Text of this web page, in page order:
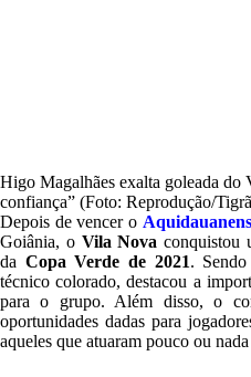
Higo Magalhães exalta goleada do
confiança” (Foto: Reprodução/
Depois de vencer o
Goiânia, o Vila Nova conquistou
da Copa Verde de 2021. Sendo
técnico colorado, destacou a
para o grupo. Além disso, o
oportunidades dadas para
aqueles que atuaram pouco ou nada